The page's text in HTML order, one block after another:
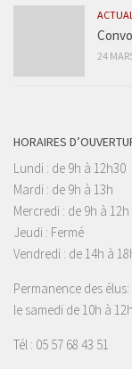
24
HORAIRES
Lundi : de 9h à 12h30
Mardi : de 9h à 13h
Mercredi : de 9h à 12h
Jeudi : Fermé
Vendredi : de 14h à
Permanence des élus:
le samedi de 10h à 12h
Tél : 05 57 68 43 51